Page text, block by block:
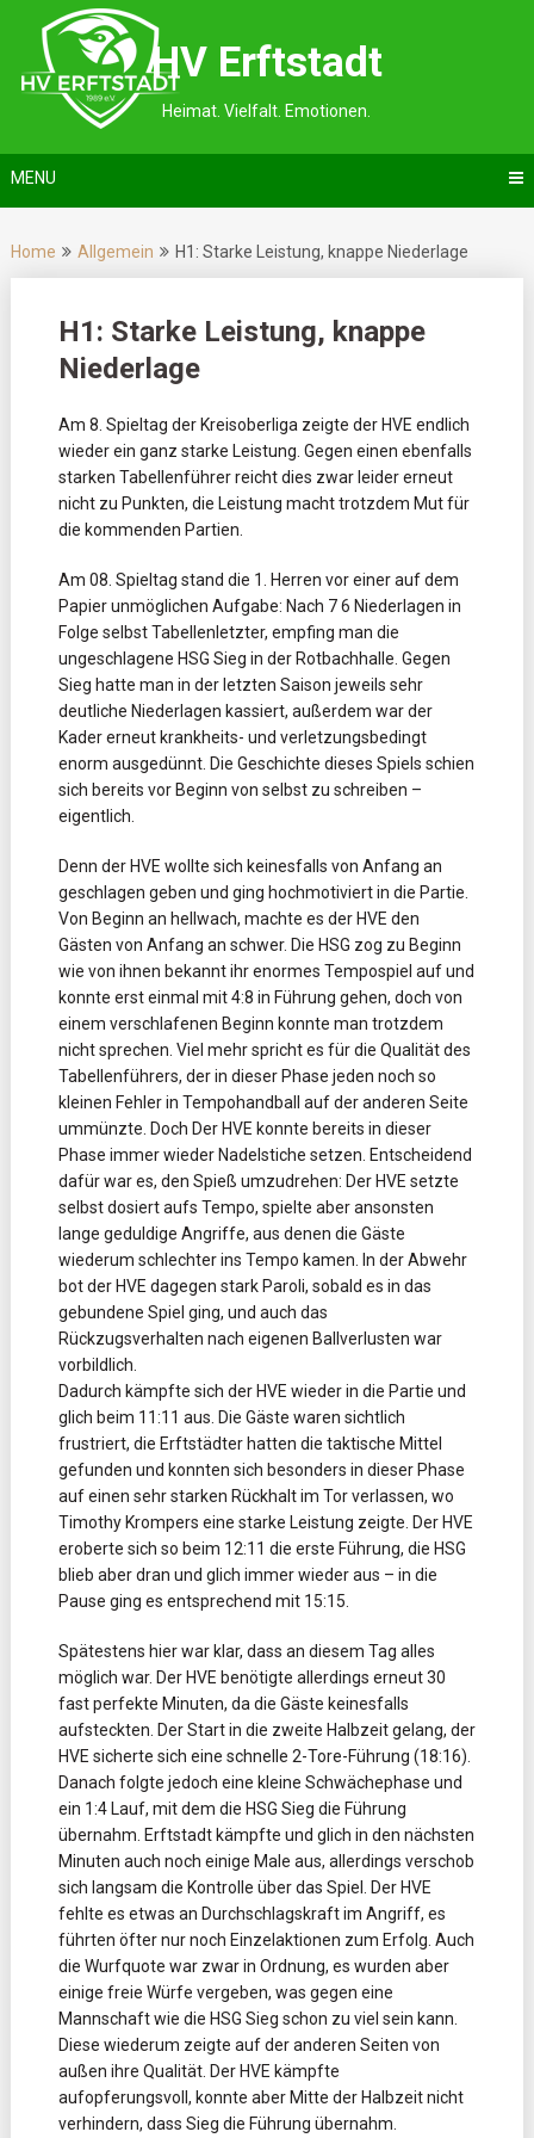
content
HV Erftstadt
Heimat. Vielfalt. Emotionen.
MENU
Home Allgemein H1: Starke Leistung, knappe Niederlage
H1: Starke Leistung, knappe
Niederlage
Am 8. Spieltag der Kreisoberliga zeigte der HVE endlich
wieder ein ganz starke Leistung. Gegen einen ebenfalls
starken Tabellenführer reicht dies zwar leider erneut
nicht zu Punkten, die Leistung macht trotzdem Mut für
die kommenden Partien.
Am 08. Spieltag stand die 1. Herren vor einer auf dem
Papier unmöglichen Aufgabe: Nach 7 6 Niederlagen in
Folge selbst Tabellenletzter, empfing man die
ungeschlagene HSG Sieg in der Rotbachhalle. Gegen
Sieg hatte man in der letzten Saison jeweils sehr
deutliche Niederlagen kassiert, außerdem war der
Kader erneut krankheits- und verletzungsbedingt
enorm ausgedünnt. Die Geschichte dieses Spiels schien
sich bereits vor Beginn von selbst zu schreiben –
eigentlich.
Denn der HVE wollte sich keinesfalls von Anfang an
geschlagen geben und ging hochmotiviert in die Partie.
Von Beginn an hellwach, machte es der HVE den
Gästen von Anfang an schwer. Die HSG zog zu Beginn
wie von ihnen bekannt ihr enormes Tempospiel auf und
konnte erst einmal mit 4:8 in Führung gehen, doch von
einem verschlafenen Beginn konnte man trotzdem
nicht sprechen. Viel mehr spricht es für die Qualität des
Tabellenführers, der in dieser Phase jeden noch so
kleinen Fehler in Tempohandball auf der anderen Seite
ummünzte. Doch Der HVE konnte bereits in dieser
Phase immer wieder Nadelstiche setzen. Entscheidend
dafür war es, den Spieß umzudrehen: Der HVE setzte
selbst dosiert aufs Tempo, spielte aber ansonsten
lange geduldige Angriffe, aus denen die Gäste
wiederum schlechter ins Tempo kamen. In der Abwehr
bot der HVE dagegen stark Paroli, sobald es in das
gebundene Spiel ging, und auch das
Rückzugsverhalten nach eigenen Ballverlusten war
vorbildlich.
Dadurch kämpfte sich der HVE wieder in die Partie und
glich beim 11:11 aus. Die Gäste waren sichtlich
frustriert, die Erftstädter hatten die taktische Mittel
gefunden und konnten sich besonders in dieser Phase
auf einen sehr starken Rückhalt im Tor verlassen, wo
Timothy Krompers eine starke Leistung zeigte. Der HVE
eroberte sich so beim 12:11 die erste Führung, die HSG
blieb aber dran und glich immer wieder aus – in die
Pause ging es entsprechend mit 15:15.
Spätestens hier war klar, dass an diesem Tag alles
möglich war. Der HVE benötigte allerdings erneut 30
fast perfekte Minuten, da die Gäste keinesfalls
aufsteckten. Der Start in die zweite Halbzeit gelang, der
HVE sicherte sich eine schnelle 2-Tore-Führung (18:16).
Danach folgte jedoch eine kleine Schwächephase und
ein 1:4 Lauf, mit dem die HSG Sieg die Führung
übernahm. Erftstadt kämpfte und glich in den nächsten
Minuten auch noch einige Male aus, allerdings verschob
sich langsam die Kontrolle über das Spiel. Der HVE
fehlte es etwas an Durchschlagskraft im Angriff, es
führten öfter nur noch Einzelaktionen zum Erfolg. Auch
die Wurfquote war zwar in Ordnung, es wurden aber
einige freie Würfe vergeben, was gegen eine
Mannschaft wie die HSG Sieg schon zu viel sein kann.
Diese wiederum zeigte auf der anderen Seiten von
außen ihre Qualität. Der HVE kämpfte
aufopferungsvoll, konnte aber Mitte der Halbzeit nicht
verhindern, dass Sieg die Führung übernahm.